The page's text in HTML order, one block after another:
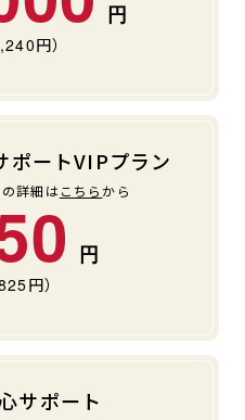
店舗へのお問い合わせ
円）
ポートVIPプラン
詳細はこちら から
円）
サポート